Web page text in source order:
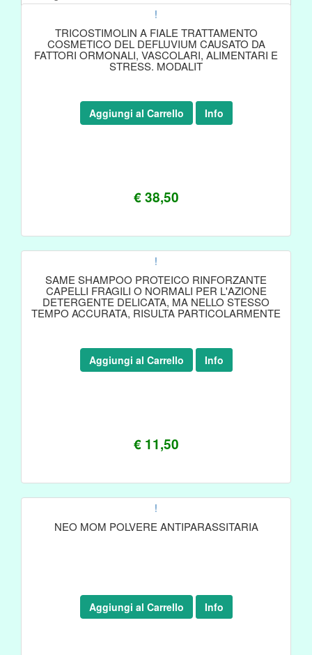
!
TRICOSTIMOLIN A FIALE TRATTAMENTO
COSMETICO DEL DEFLUVIUM CAUSATO DA
FATTORI ORMONALI, VASCOLARI, ALIMENTARI E
STRESS. MODALIT
€ 38,50
Aggiungi al Carrello Info
!
SAME SHAMPOO PROTEICO RINFORZANTE
CAPELLI FRAGILI O NORMALI PER L'AZIONE
DETERGENTE DELICATA, MA NELLO STESSO
TEMPO ACCURATA, RISULTA PARTICOLARMENTE
€ 11,50
Aggiungi al Carrello Info
!
NEO MOM POLVERE ANTIPARASSITARIA
Aggiungi al Carrello Info